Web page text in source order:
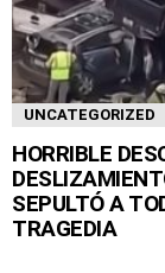
UNCATEGORIZED
HORRIBLE
SEPULTÓ A
TRAGEDIA